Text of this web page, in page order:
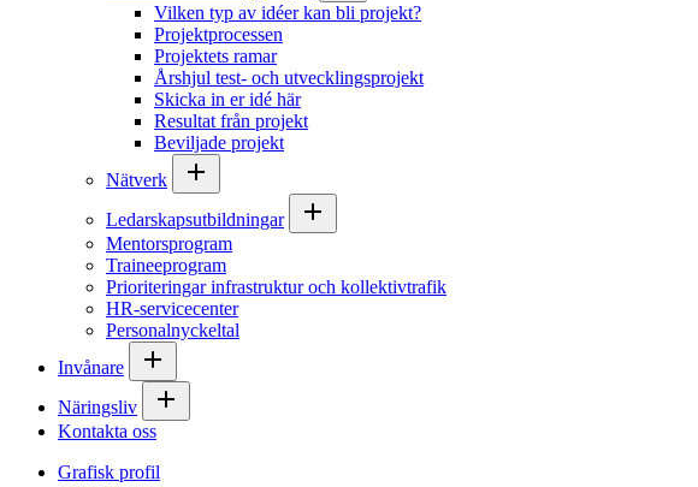
Vilken typ av idéer kan bli projekt?
Projektprocessen
Projektets ramar
Årshjul test- och utvecklingsprojekt
Skicka in er idé här
Resultat från projekt
Beviljade projekt
Nätverk
Ledarskapsutbildningar
Mentorsprogram
Traineeprogram
Prioriteringar infrastruktur och kollektivtrafik
HR-servicecenter
Personalnyckeltal
Invånare
Näringsliv
Kontakta oss
Grafisk profil